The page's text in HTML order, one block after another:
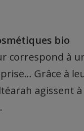
bio
correspond à
Grâce à
agissent à